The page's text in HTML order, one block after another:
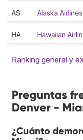
AS Alaska Airlines
HA Hawaiian
Ranking general y
Preguntas
Denver -
¿Cuánto